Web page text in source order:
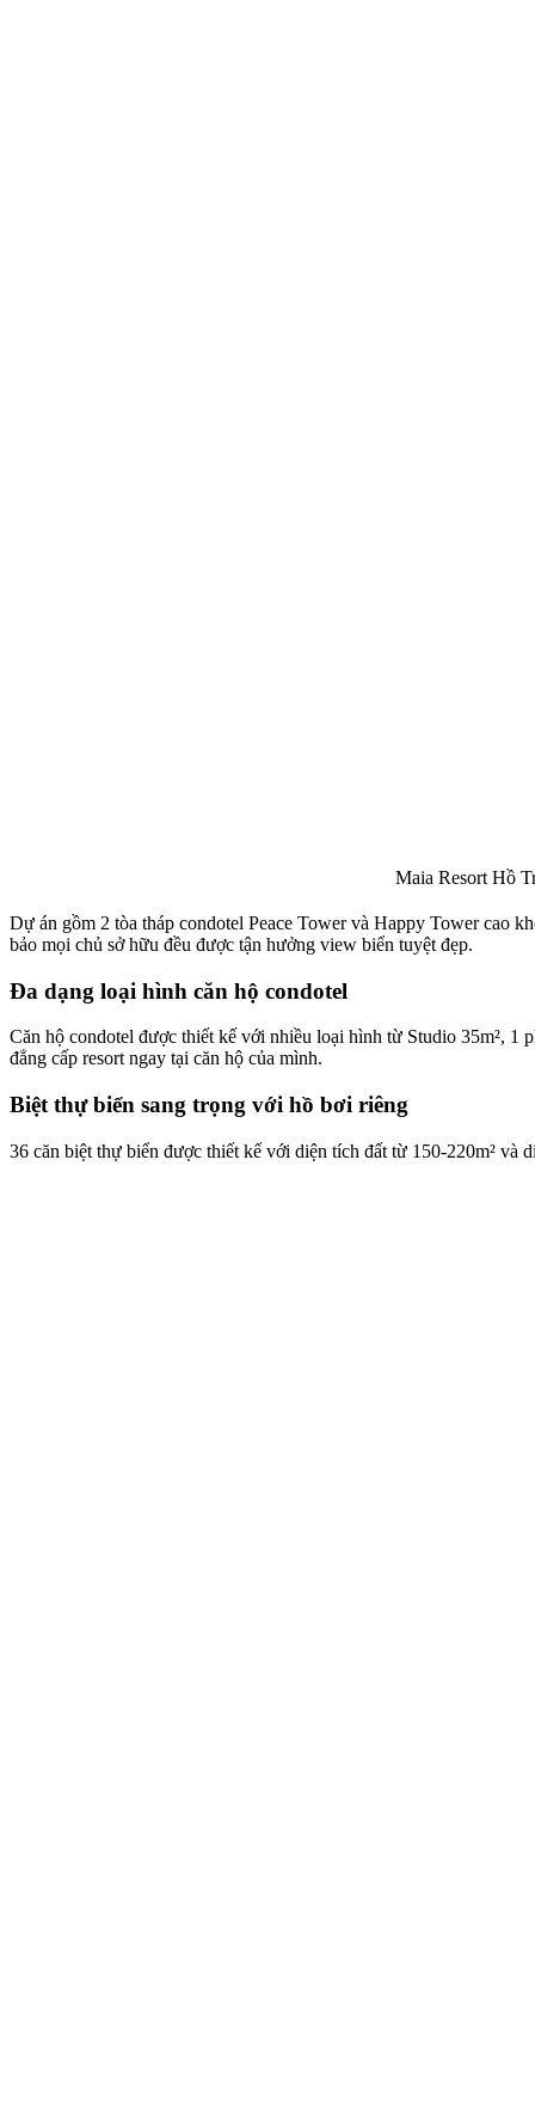
Maia Resort Hồ
Dự án gồm 2 tòa tháp condotel Peace Tower và Happy Tower cao
bảo mọi chủ sở hữu đều được tận hưởng view biển tuyệt đẹp.
Đa dạng loại hình căn hộ condotel
Căn hộ condotel được thiết kế với nhiều loại hình từ Studio 35m², 1
đẳng cấp resort ngay tại căn hộ của mình.
Biệt thự biển sang trọng với hồ bơi riêng
36 căn biệt thự biển được thiết kế với diện tích đất từ 150-220m² và